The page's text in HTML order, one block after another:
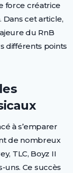
force créatrice
Dans cet article,
du RnB
différents points
à s’emparer
de nombreux
TLC, Boyz II
Ce succès